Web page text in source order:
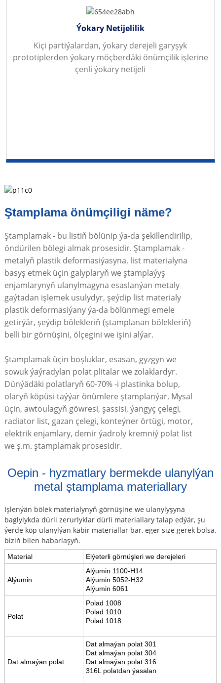
Ýokary Netijelilik
Kiçi partiýalardan, ýokary derejeli garyşyk
prototiplerden ýokary möçberdäki önümçilik işlerine
çenli ýokary netijeli
Ştamplama önümçiligi näme?
Ştamplamak - bu listiň bölünip ýa-da şekillendirilip,
öndürilen bölegi almak prosesidir. Ştamplamak -
metalyň plastik deformasiýasyna, list materialyna
basyş etmek üçin galyplaryň we ştamplaýyş
enjamlarynyň ulanylmagyna esaslanýan metaly
gaýtadan işlemek usulydyr, şeýdip list materialy
plastik deformasiýany ýa-da bölünmegi emele
getirýär, şeýdip bölekleriň (ştamplanan bölekleriň)
belli bir görnüşini, ölçegini we işini alýar.
Ştamplamak üçin boşluklar, esasan, gyzgyn we
sowuk ýaýradylan polat plitalar we zolaklardyr.
Dünýädäki polatlaryň 60-70% -i plastinka bolup,
olaryň köpüsi taýýar önümlere ştamplanýar. Mysal
üçin, awtoulagyň göwresi, şassisi, ýangyç çelegi,
radiator list, gazan çelegi, konteýner örtügi, motor,
elektrik enjamlary, demir ýadroly kremniý polat list
we ş.m. ştamplamak prosesidir.
Oepin - hyzmatlary bermekde ulanylýan
metal ştamplama materiallary
Işlenýän bölek materialynyň görnüşine we ulanylyşyna
baglylykda dürli zerurlyklar dürli materiallary talap edýär, şu
ýerde köp ulanylýan käbir materiallar bar, eger size gerek bolsa,
biziň bilen habarlaşyň.
Material Elýeterli görnüşleri we derejeleri
Alýumin
Alýumin 1100-H14
Alýumin 5052-H32
Alýumin 6061
Polat
Polad 1008
Polad 1010
Polad 1018
Dat almaýan polat
Dat almaýan polat 301
Dat almaýan polat 304
Dat almaýan polat 316
316L polatdan ýasalan